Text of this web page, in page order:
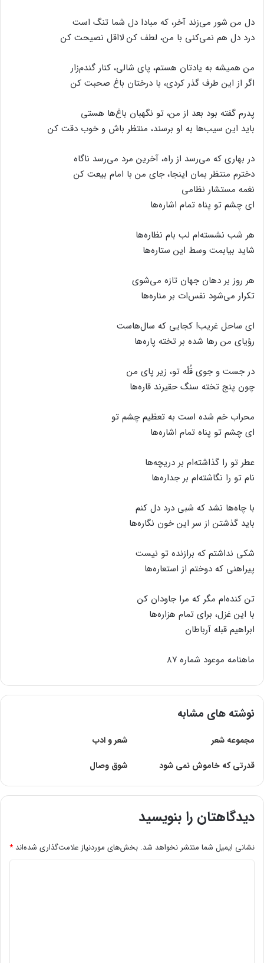
دل من شور می‌زند آخر، که مبادا دل شما تنگ است
درد دل هم نمی‌کنی با من، لطف کن لااقل نصیحت کن
من همیشه به یادتان هستم، پای شالی، کنار گندم‌زار
اگر از این طرف گذر کردی، با درختان باغ صحبت کن
پدرم گفته بود بعد از من، تو نگهبان باغ‌ها هستی
باید این سیب‌ها به او برسند، منتظر باش و خوب دقت کن
در بهاری که می‌رسد از راه، آخرین مرد می‌رسد ناگاه
دخترم منتظر بمان اینجا، جای من با امام بیعت کن
نغمه مستشار نظامی
ای چشم تو پناه تمام اشاره‌ها
هر شب نشسته‌ام لب بام نظاره‌ها
شاید بیابمت وسط این ستاره‌ها
هر روز بر دهان جهان تازه می‌شوی
تکرار می‌شود نفس‌ات بر مناره‌ها
ای ساحل غریب! کجایی که سال‌هاست
رؤیای من رها شده بر تخته پاره‌ها
در جست و جوی قُلّه تو، زیر پای من
چون پنج تخته سنگ حقیرند قاره‌ها
محراب خم شده است به تعظیم چشم تو
ای چشم تو پناه تمام اشاره‌ها
عطر تو را گذاشته‌ام بر دریچه‌ها
نام تو را نگاشته‌ام بر جداره‌ها
با چاه‌ها نشد که شبی درد دل کنم
باید گذشتن از سر این خون نگاره‌ها
شکی نداشتم که برازنده تو نیست
پیراهنی که دوختم از استعاره‌ها
تن کنده‌ام مگر که مرا جاودان کن
با این غزل، برای تمام هزاره‌ها
ابراهیم قبله آرباطان
ماهنامه موعود شماره ۸۷
نوشته های مشابه
مجموعه شعر
شعر و ادب
قدرتی که خاموش نمی شود
شوق وصال
دیدگاهتان را بنویسید
نشانی ایمیل شما منتشر نخواهد شد. بخش‌های موردنیاز علامت‌گذاری شده‌اند *